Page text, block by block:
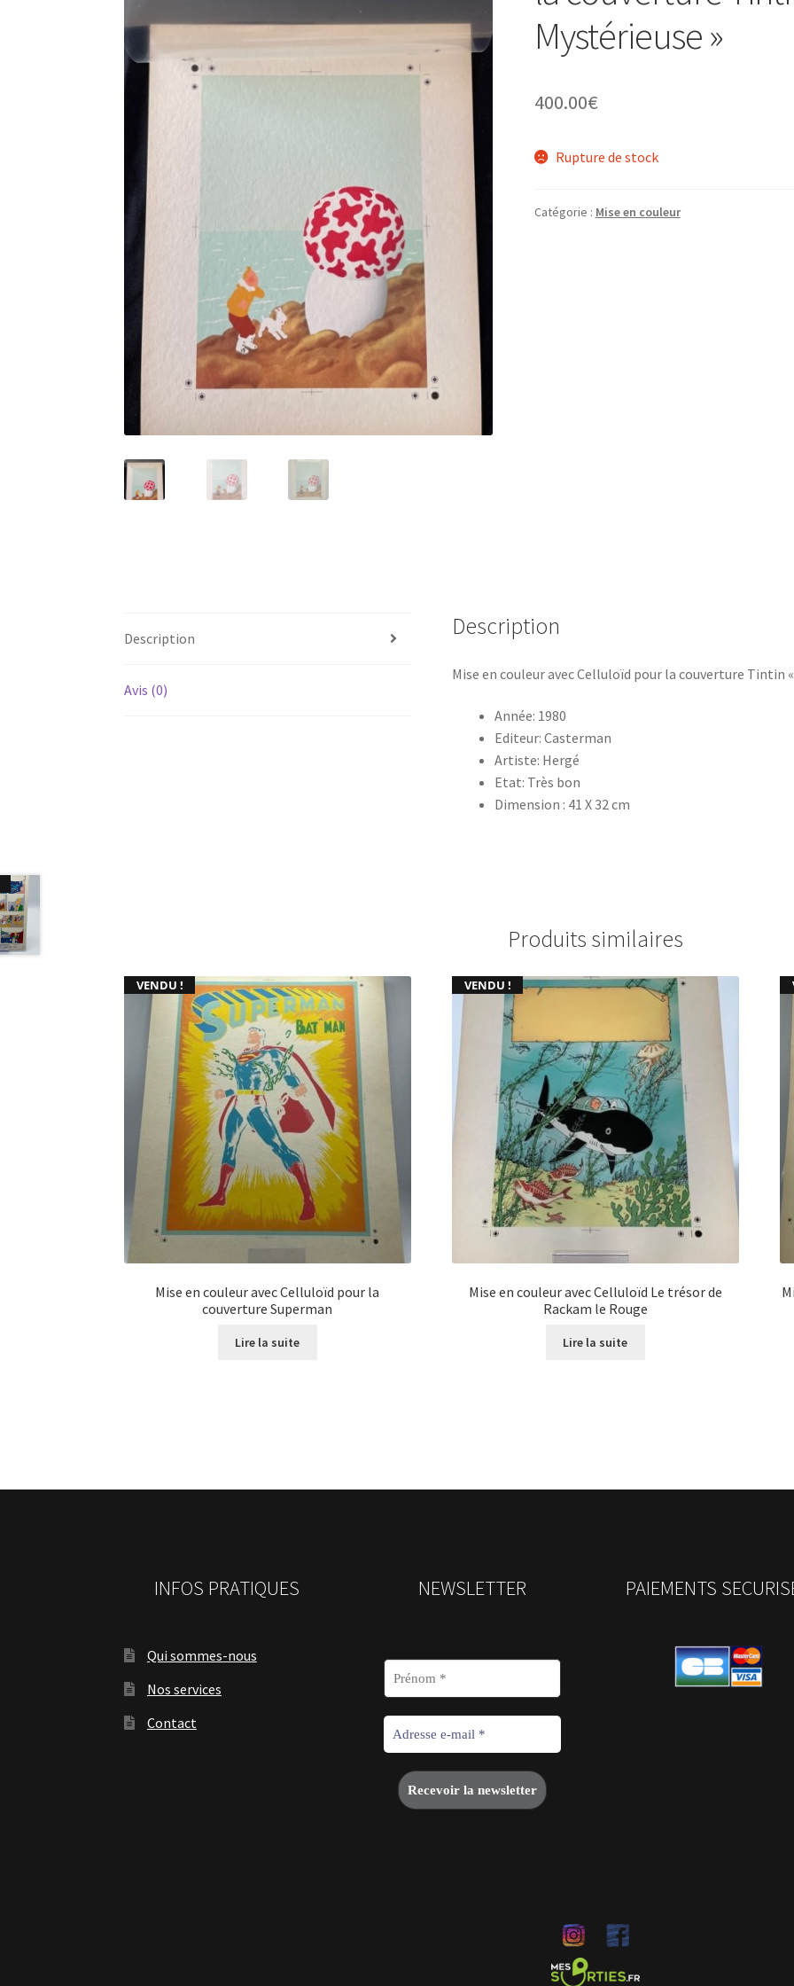
Mystérieuse »
400.00€
Rupture de stock
Catégorie : Mise en couleur
Description
Avis (0)
Description
Mise en couleur avec Celluloïd pour la couverture Tintin
Année: 1980
Editeur: Casterman
Artiste: Hergé
Etat: Très bon
Dimension : 41 X 32 cm
Produits similaires
VENDU !
Mise en couleur avec Celluloïd pour la
couverture Superman
Lire la suite
VENDU !
Mise en couleur avec Celluloïd Le trésor de
Rackam le Rouge
Lire la suite
INFOS PRATIQUES
Qui sommes-nous
Nos services
Contact
NEWSLETTER PAIEMENTS